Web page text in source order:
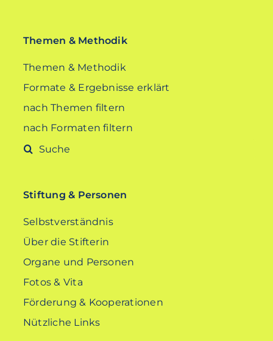
Themen & Methodik
Themen & Methodik
Formate & Ergebnisse erklärt
nach Themen filtern
nach Formaten filtern
Suche
Stiftung & Personen
Selbstverständnis
Über die Stifterin
Organe und Personen
Fotos & Vita
Förderung & Kooperationen
Nützliche Links